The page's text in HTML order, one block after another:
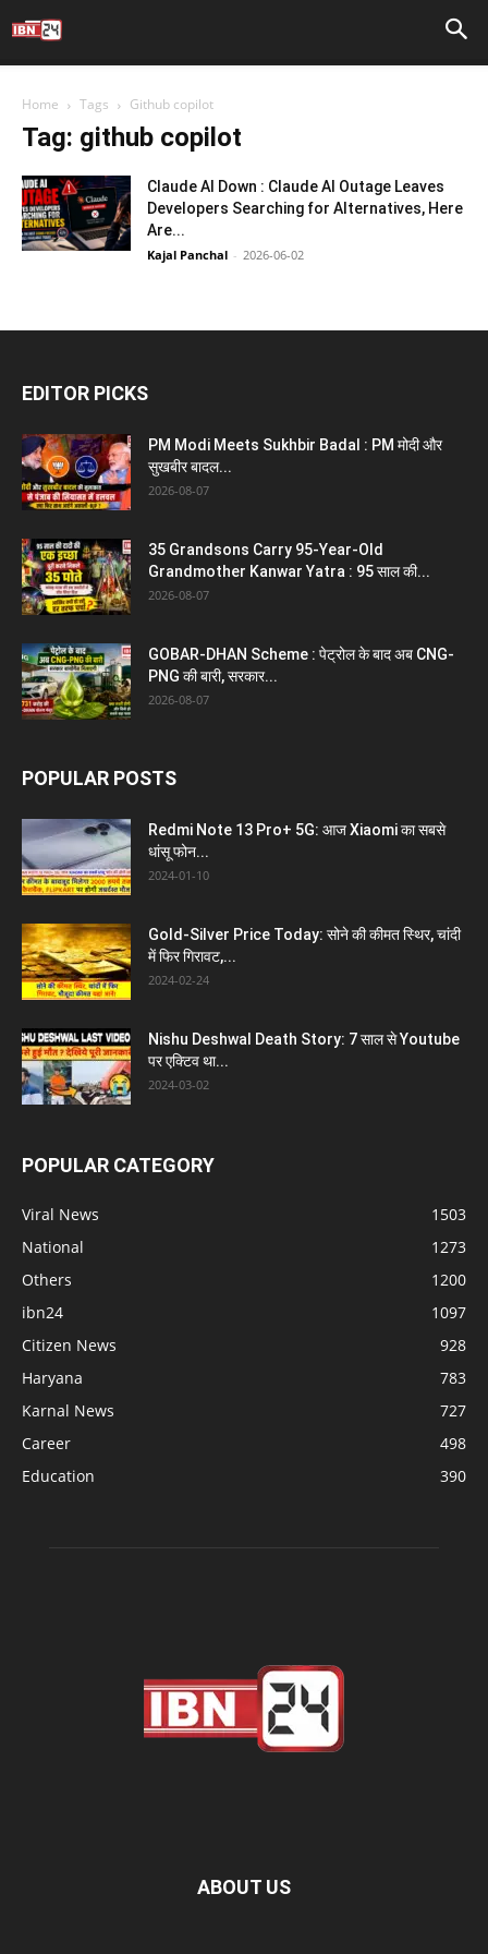
Home Tags Github copilot
Tag: github copilot
Claude AI Down : Claude AI Outage Leaves
Developers Searching for Alternatives, Here
Are...
Kajal Panchal - 2026-06-02
EDITOR PICKS
PM Modi Meets Sukhbir Badal : PM मोदी और
सुखबीर बादल...
2026-08-07
35 Grandsons Carry 95-Year-Old
Grandmother Kanwar Yatra : 95 साल की...
2026-08-07
GOBAR-DHAN Scheme : पेट्रोल के बाद अब CNG-
PNG की बारी, सरकार...
2026-08-07
POPULAR POSTS
Redmi Note 13 Pro+ 5G: आज Xiaomi का सबसे
धांसू फोन...
2024-01-10
Gold-Silver Price Today: सोने की कीमत स्थिर, चांदी
में फिर गिरावट,...
2024-02-24
Nishu Deshwal Death Story: 7 साल से Youtube
पर एक्टिव था...
2024-03-02
POPULAR CATEGORY
Viral News
1503
National
1273
Others
1200
ibn24
1097
Citizen News
928
Haryana
783
Karnal News
727
Career
498
Education
390
ABOUT US